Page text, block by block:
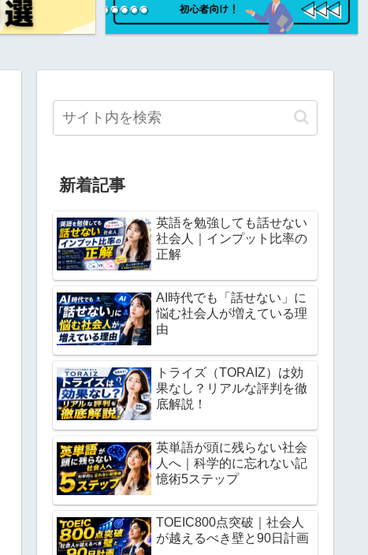
新着記事
英語を勉強しても話せない
社会人｜インプット比率の
正解
AI時代でも「話せない」に
悩む社会人が増えている理
由
トライズ（TORAIZ）は効
果なし？リアルな評判を徹
底解説！
英単語が頭に残らない社会
人へ｜科学的に忘れない記
憶術5ステップ
TOEIC800点突破｜社会人
が越えるべき壁と90日計画